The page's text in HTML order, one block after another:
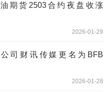
油期货2503合约夜盘收涨
2026-01-29
司财讯传媒更名为BFB
2026-01-28